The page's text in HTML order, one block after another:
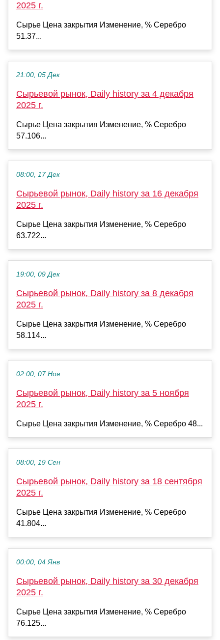
2025 г.
Сырье Цена закрытия Изменение, % Серебро
51.37...
21:00, 05 Дек
Сырьевой рынок, Daily history за 4 декабря
2025 г.
Сырье Цена закрытия Изменение, % Серебро
57.106...
08:00, 17 Дек
Сырьевой рынок, Daily history за 16 декабря
2025 г.
Сырье Цена закрытия Изменение, % Серебро
63.722...
19:00, 09 Дек
Сырьевой рынок, Daily history за 8 декабря
2025 г.
Сырье Цена закрытия Изменение, % Серебро
58.114...
02:00, 07 Ноя
Сырьевой рынок, Daily history за 5 ноября
2025 г.
Сырье Цена закрытия Изменение, % Серебро 48...
08:00, 19 Сен
Сырьевой рынок, Daily history за 18 сентября
2025 г.
Сырье Цена закрытия Изменение, % Серебро
41.804...
00:00, 04 Янв
Сырьевой рынок, Daily history за 30 декабря
2025 г.
Сырье Цена закрытия Изменение, % Серебро
76.125...